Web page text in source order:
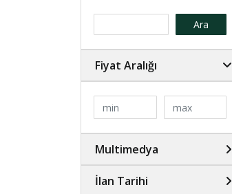
Ara
Fiyat Aralığı
Multimedya
İlan Tarihi